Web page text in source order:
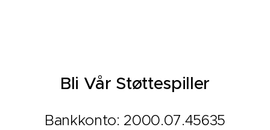
Bli Vår Støttespiller
Bankkonto: 2000.07.45635